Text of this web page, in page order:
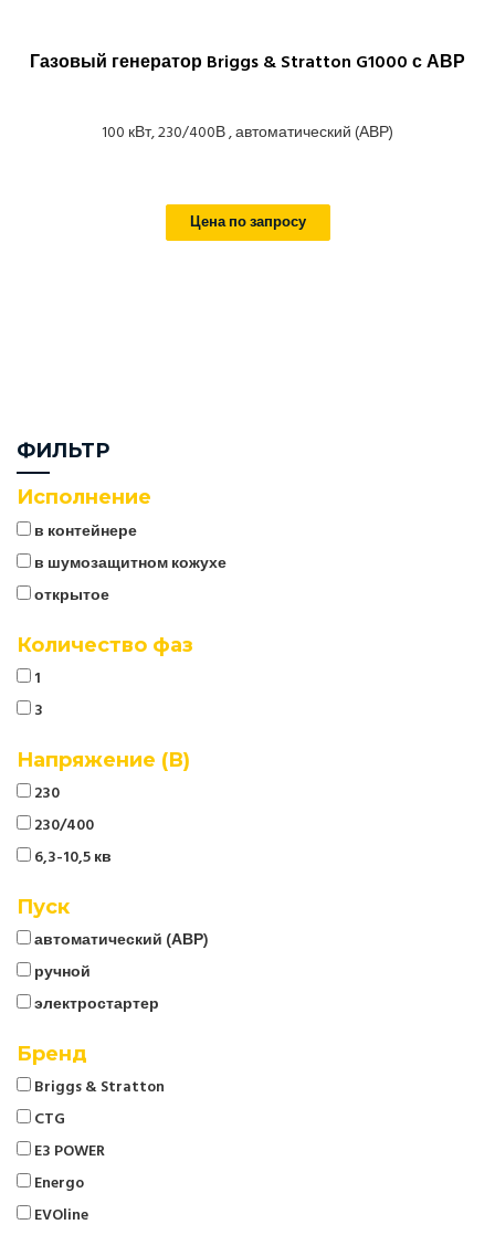
Газовый генератор Briggs & Stratton G1000 с АВР
100 кВт, 230/400В , автоматический (АВР)
Цена по запросу
ФИЛЬТР
Исполнение
в контейнере
в шумозащитном кожухе
открытое
Количество фаз
1
3
Напряжение (В)
230
230/400
6,3-10,5 кв
Пуск
автоматический (АВР)
ручной
электростартер
Бренд
Briggs & Stratton
CTG
E3 POWER
Energo
EVOline